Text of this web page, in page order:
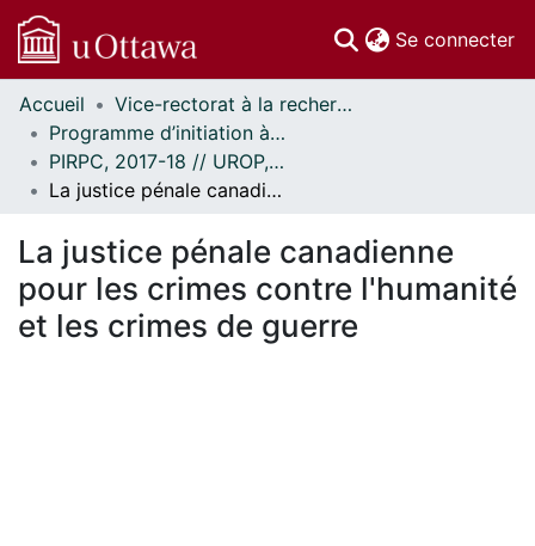
Se connecter
Communautés
et collections
Parcourir
Statistiques
À propos
Accueil
Vice-rectorat à la recherche // Office of the V-P, Research
Programme d’initiation à la recherche au premier cycle (PIRPC) // Undergraduate Research Opportunity Program (UROP)
PIRPC, 2017-18 // UROP, 2017-18
La justice pénale canadienne pour les crimes contre l'humanité et les crimes de guerre
La justice pénale canadienne
pour les crimes contre l'humanité
et les crimes de guerre